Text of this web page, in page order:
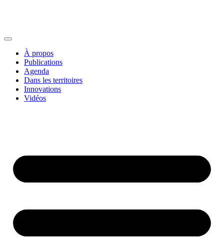
À propos
Publications
Agenda
Dans les territoires
Innovations
Vidéos